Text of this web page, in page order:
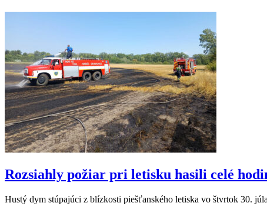
Rozsiahly požiar pri letisku hasili celé
Hustý dym stúpajúci z blízkosti piešťanského letiska vo štvrtok 30.